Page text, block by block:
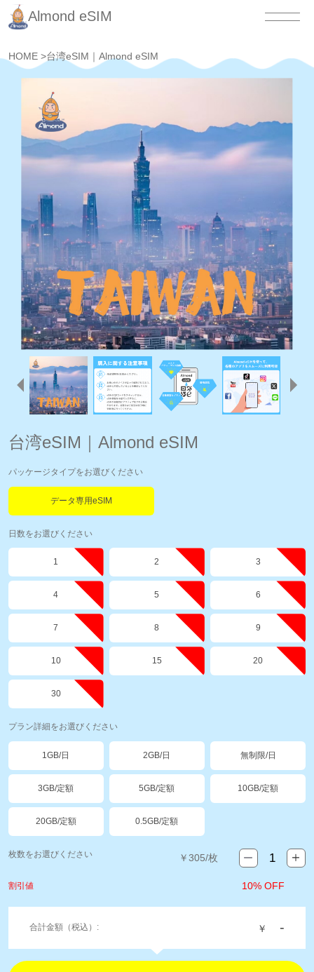
Almond eSIM
HOME >台湾eSIM｜Almond eSIM
台湾eSIM｜Almond eSIM
パッケージタイプをお選びください
データ専用eSIM
日数をお選びください
1 2 3
4 5 6
7 8 9
10 15 20
30
プラン詳細をお選びください
1GB/日 2GB/日 無制限/日
3GB/定額 5GB/定額 10GB/定額
20GB/定額 0.5GB/定額
枚数をお選びください ￥305/枚
割引値 10% OFF
合計金額（税込）: ￥ -